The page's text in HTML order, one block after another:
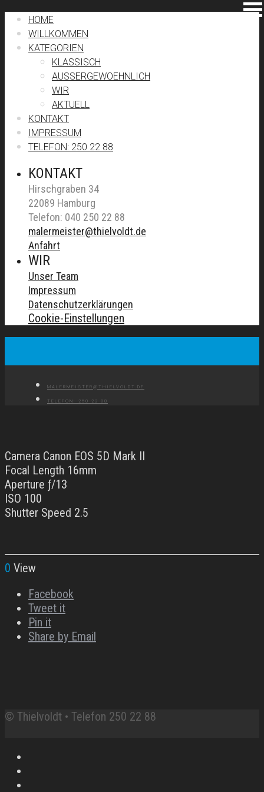
HOME
WILLKOMMEN
KATEGORIEN
KLASSISCH
AUSSERGEWOEHNLICH
WIR
AKTUELL
KONTAKT
IMPRESSUM
TELEFON: 250 22 88
KONTAKT
Hirschgraben 34
22089 Hamburg
Telefon: 040 250 22 88
malermeister@thielvoldt.de
Anfahrt
WIR
Unser Team
Impressum
Datenschutzerklärungen
Cookie-Einstellungen
MALERMEISTER@THIELVOLDT.DE
TELEFON: 250 22 88
Camera Canon EOS 5D Mark II
Focal Length 16mm
Aperture ƒ/13
ISO 100
Shutter Speed 2.5
0 View
Facebook
Tweet it
Pin it
Share by Email
© Thielvoldt • Telefon 250 22 88